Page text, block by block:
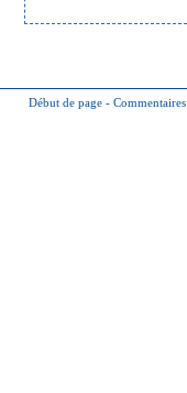
Début de page - Commentaires